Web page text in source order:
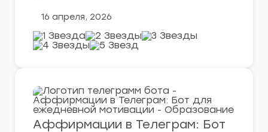
16 апреля, 2026
Аффирмации в Телеграм: Бот